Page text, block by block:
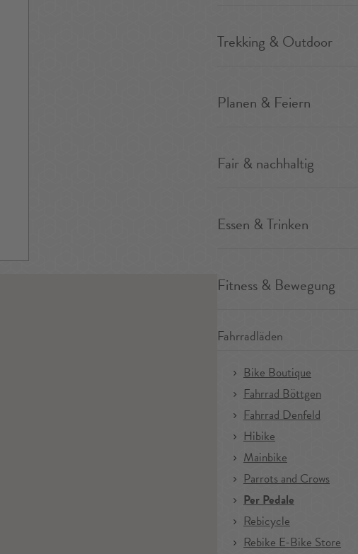
Trekking & Outdoor
Planen & Feiern
Fair & nachhaltig
Essen & Trinken
Fitness & Bewegung
Fahrradläden
Bike Boutique
Fahrrad Böttgen
Fahrrad Denfeld
Hibike
Mainbike
Parrots and Crows
Per Pedale
Rebicycle
Rebike E-Bike Store